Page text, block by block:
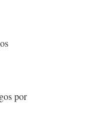
por